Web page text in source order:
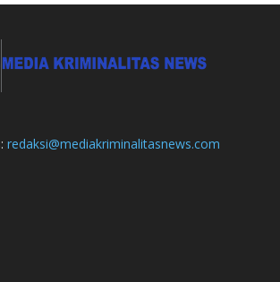
redaksi@mediakriminalitasnews.com